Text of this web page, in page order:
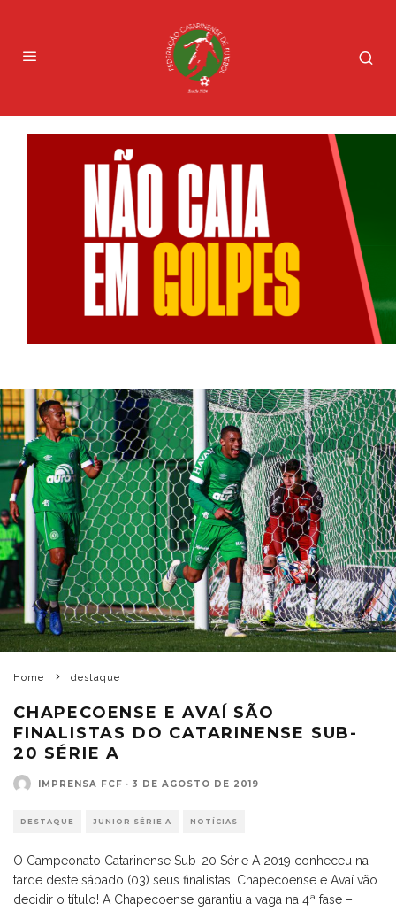
Home destaque
CHAPECOENSE E AVAÍ SÃO
FINALISTAS DO CATARINENSE SUB-
20 SÉRIE A
IMPRENSA FCF · 3 DE AGOSTO DE 2019
DESTAQUE JUNIOR SÉRIE A NOTÍCIAS
O Campeonato Catarinense Sub-20 Série A 2019 conheceu na
tarde deste sábado (03) seus finalistas, Chapecoense e Avaí vão
decidir o título! A Chapecoense garantiu a vaga na 4ª fase –